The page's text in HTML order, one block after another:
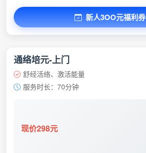
新人3OO元福利券
通络培元-上门
舒经活络、激活能量
服务时长：70分钟
现价298元